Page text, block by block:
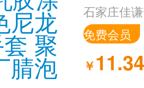
石家庄佳
免费会员
￥11.34